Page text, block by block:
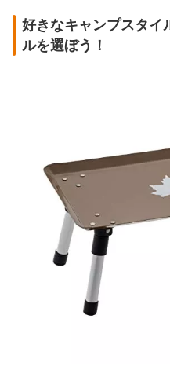
好きなキャンプスタイ
ルを選ぼう！